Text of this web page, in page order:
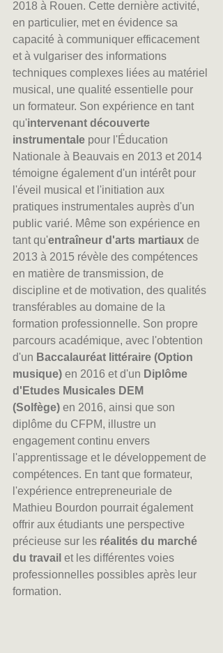
2018 à Rouen. Cette dernière activité,
en particulier, met en évidence sa
capacité à communiquer efficacement
et à vulgariser des informations
techniques complexes liées au matériel
musical, une qualité essentielle pour
un formateur. Son expérience en tant
qu'intervenant découverte
instrumentale pour l'Éducation
Nationale à Beauvais en 2013 et 2014
témoigne également d'un intérêt pour
l'éveil musical et l'initiation aux
pratiques instrumentales auprès d'un
public varié. Même son expérience en
tant qu'entraîneur d'arts martiaux de
2013 à 2015 révèle des compétences
en matière de transmission, de
discipline et de motivation, des qualités
transférables au domaine de la
formation professionnelle. Son propre
parcours académique, avec l'obtention
d'un Baccalauréat littéraire (Option
musique) en 2016 et d'un Diplôme
d'Etudes Musicales DEM
(Solfège) en 2016, ainsi que son
diplôme du CFPM, illustre un
engagement continu envers
l'apprentissage et le développement de
compétences. En tant que formateur,
l'expérience entrepreneuriale de
Mathieu Bourdon pourrait également
offrir aux étudiants une perspective
précieuse sur les réalités du marché
du travail et les différentes voies
professionnelles possibles après leur
formation.